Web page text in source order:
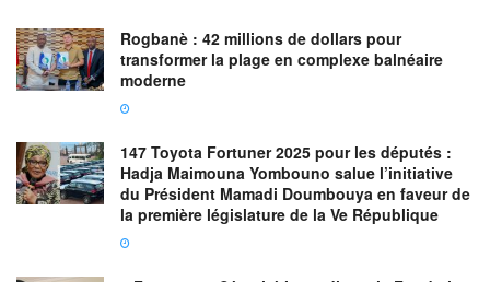
Rogbanè : 42 millions de dollars pour
transformer la plage en complexe balnéaire
moderne
147 Toyota Fortuner 2025 pour les députés :
Hadja Maimouna Yombouno salue l’initiative
du Président Mamadi Doumbouya en faveur de
la première législature de la Ve République